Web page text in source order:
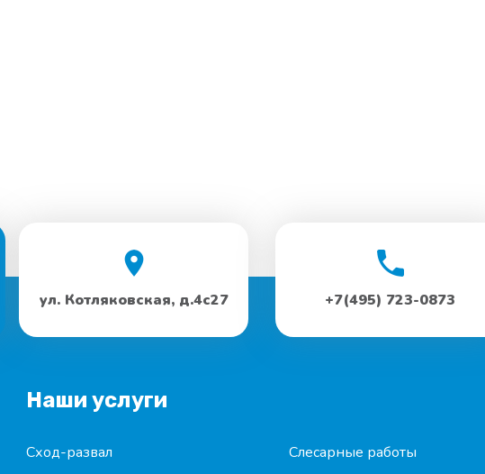
ул. Котляковская, д.4с27 +7(495) 723-0873
Наши услуги
Сход-развал
Слесарные работы